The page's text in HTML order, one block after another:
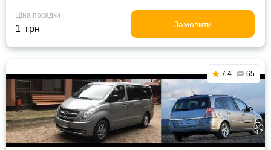
Ціна посадки
1 грн Замовити
7.4 65